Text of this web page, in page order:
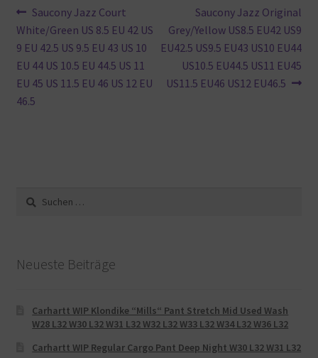
Beitragsnavigation
Vorheriger
Beitrag:
Saucony Jazz Court
White/Green US 8.5 EU 42 US
9 EU 42.5 US 9.5 EU 43 US 10
EU 44 US 10.5 EU 44.5 US 11
EU 45 US 11.5 EU 46 US 12 EU
46.5
Nächster
Beitrag:
Saucony Jazz Original
Grey/Yellow US8.5 EU42 US9
EU42.5 US9.5 EU43 US10 EU44
US10.5 EU44.5 US11 EU45
US11.5 EU46 US12 EU46.5
Suche
nach:
Neueste Beiträge
Carhartt WIP Klondike “Mills“ Pant Stretch Mid Used Wash
W28 L32 W30 L32 W31 L32 W32 L32 W33 L32 W34 L32 W36 L32
Carhartt WIP Regular Cargo Pant Deep Night W30 L32 W31 L32